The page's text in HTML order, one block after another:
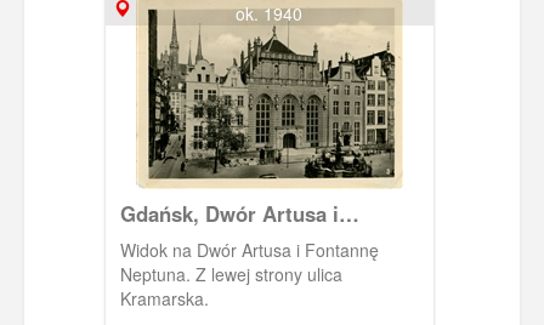
ok. 1940
Gdańsk, Dwór Artusa i
Fontanna Neptuna
Widok na Dwór Artusa i Fontannę
Neptuna. Z lewej strony ulica
Kramarska.